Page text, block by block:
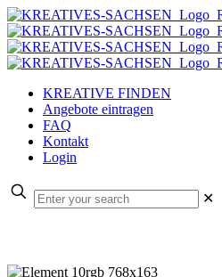
KREATIVE FINDEN
Angebote eintragen
FAQ
Kontakt
Login
✕